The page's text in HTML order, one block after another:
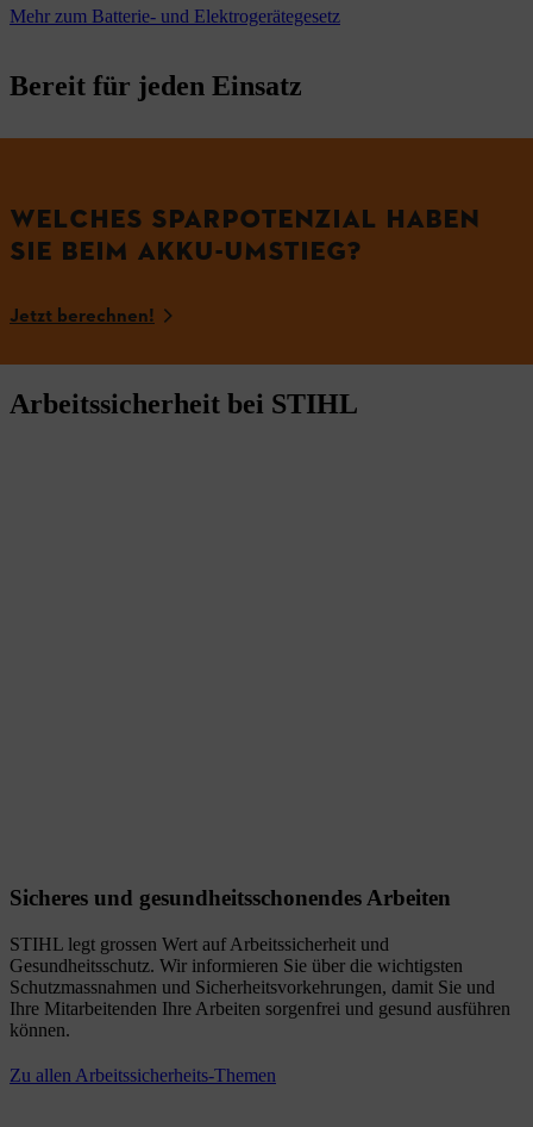
Mehr zum Batterie- und Elektrogerätegesetz
Bereit für jeden Einsatz
WELCHES SPARPOTENZIAL HABEN
SIE BEIM AKKU-UMSTIEG?
Jetzt berechnen!
Arbeitssicherheit bei STIHL
Sicheres und gesundheitsschonendes Arbeiten
STIHL legt grossen Wert auf Arbeitssicherheit und
Gesundheitsschutz. Wir informieren Sie über die wichtigsten
Schutzmassnahmen und Sicherheitsvorkehrungen, damit Sie und
Ihre Mitarbeitenden Ihre Arbeiten sorgenfrei und gesund ausführen
können.
Zu allen Arbeitssicherheits-Themen